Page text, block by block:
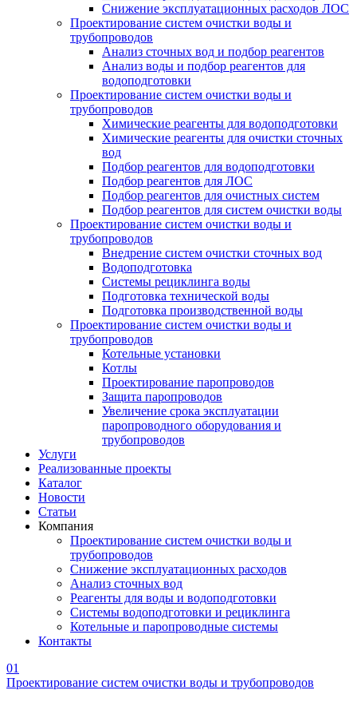
Снижение эксплуатационных расходов ЛОС
Проектирование систем очистки воды и
трубопроводов
Анализ сточных вод и подбор реагентов
Анализ воды и подбор реагентов для
водоподготовки
Проектирование систем очистки воды и
трубопроводов
Химические реагенты для водоподготовки
Химические реагенты для очистки сточных
вод
Подбор реагентов для водоподготовки
Подбор реагентов для ЛОС
Подбор реагентов для очистных систем
Подбор реагентов для систем очистки воды
Проектирование систем очистки воды и
трубопроводов
Внедрение систем очистки сточных вод
Водоподготовка
Системы рециклинга воды
Подготовка технической воды
Подготовка производственной воды
Проектирование систем очистки воды и
трубопроводов
Котельные установки
Котлы
Проектирование паропроводов
Защита паропроводов
Увеличение срока эксплуатации
паропроводного оборудования и
трубопроводов
Услуги
Реализованные проекты
Каталог
Новости
Статьи
Компания
Проектирование систем очистки воды и
трубопроводов
Снижение эксплуатационных расходов
Анализ сточных вод
Реагенты для воды и водоподготовки
Системы водоподготовки и рециклинга
Котельные и паропроводные системы
Контакты
01
Проектирование систем очистки воды и трубопроводов